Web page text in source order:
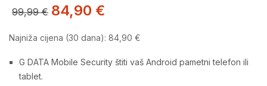
99,99€ 84,90 €
Najniža cijena (30 dana): 84,90 €
G DATA Mobile Security štiti vaš Android pametni telefon ili
tablet.